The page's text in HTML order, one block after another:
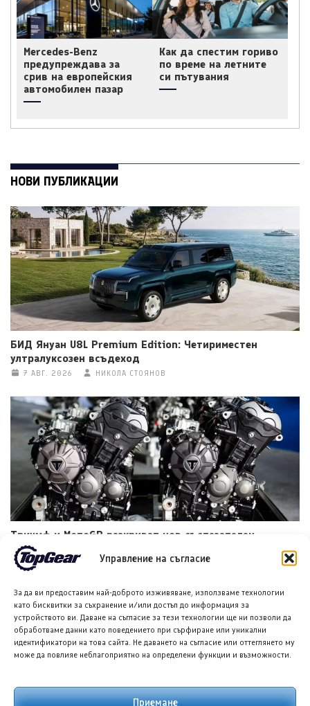
Управление на съгласие
За да ви предоставим най-доброто изживяване, използваме технологии
като бисквитки за съхранение и/или достъп до информация за
устройството ви. Даване на съгласие за тези технологии ще ни позволи да
обработваме данни като поведението при сърфиране или уникални
идентификатори на това сайта. Не даването на съгласие или оттеглянето му
може да повлияе неблагоприятно на определени функции и възможности.
Приемане
Mercedes-Benz
предупреждава за
срив на европейския
автомобилен пазар
Как да спестим гориво
по време на летните
си пътувания
НОВИ ПУБЛИКАЦИИ
БИД Януан U8L Premium Edition: Четириместен
ултралуксозен всъдеход
7 АВГ. 2026 НИКОЛА СТОЯНОВ
Триумф и МотоGP разкриват нов състезателен
двигател за Moto2
7 АВГ. 2026 ТЕОДОРА ИЛИЕВА